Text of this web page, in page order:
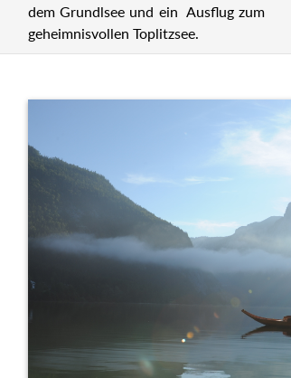
dem Grundlsee und ein Ausflug zum
geheimnisvollen Toplitzsee.